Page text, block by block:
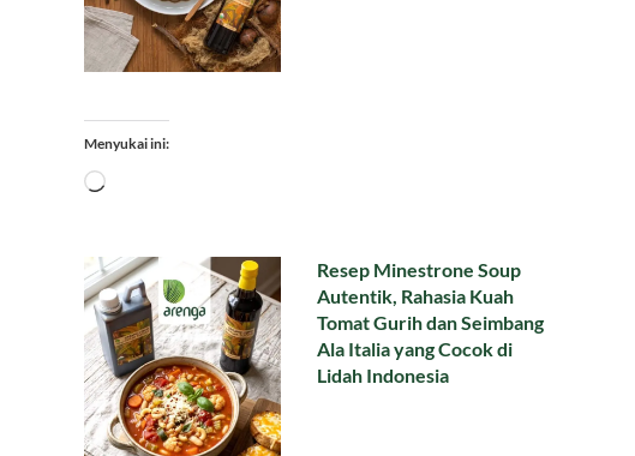
Menyukai ini:
Memuat...
Resep Minestrone Soup
Autentik, Rahasia Kuah
Tomat Gurih dan Seimbang
Ala Italia yang Cocok di
Lidah Indonesia